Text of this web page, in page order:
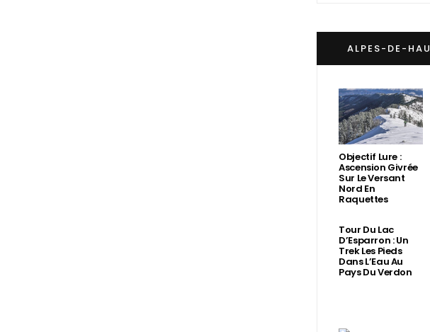
ALPES-DE-
Objectif Lure :
Ascension Givrée
Sur Le Versant
Nord En
Raquettes
Tour Du Lac
D’Esparron : Un
Trek Les Pieds
Dans L’Eau Au
Pays Du Verdon